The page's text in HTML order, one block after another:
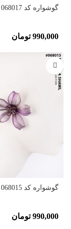
گوشواره کد 068017
990,000 تومان
گوشواره کد 068015
990,000 تومان